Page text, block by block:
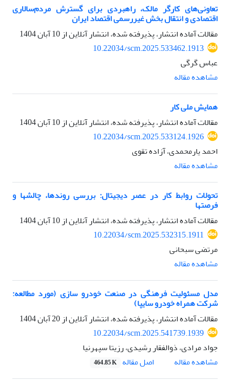
تعاونی‌های کارگر مالک، راهبردی برای گسترش مردم‌سالاری
اقتصادی و انتقال بخش غیررسمی اقتصاد ایران
مقالات آماده انتشار، پذیرفته شده، انتشار آنلاین از 10 آبان 1404
10.22034/scm.2025.533462.1913
عباس گرگی
مشاهده مقاله
همایش ملی کار
مقالات آماده انتشار، پذیرفته شده، انتشار آنلاین از 10 آبان 1404
10.22034/scm.2025.533124.1926
احمد یارمحمدی، آزاده تقوی
مشاهده مقاله
تحولات روابط کار در عصر دیجیتال: بررسی روندها، چالشها و
فرصتها
مقالات آماده انتشار، پذیرفته شده، انتشار آنلاین از 10 آبان 1404
10.22034/scm.2025.532315.1911
مرتضی سبحانی
مشاهده مقاله
مدل مسئولیت فرهنگی در صنعت خودرو سازی (مورد مطالعه:
شرکت همراه خودرو سایپا)
مقالات آماده انتشار، پذیرفته شده، انتشار آنلاین از 20 آبان 1404
10.22034/scm.2025.541739.1939
جواد مرادی، ذوالفقار رشیدی، رزیتا سپهرنیا
مشاهده مقاله
اصل مقاله 464.85 K